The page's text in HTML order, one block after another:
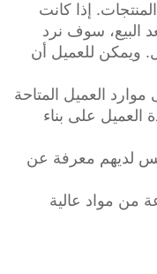
إذا كانت
البيع، سوف نرد
الحلول. ويمكن للعميل أن
على بناء
ليس لديهم معرفة عن
من مواد عالية